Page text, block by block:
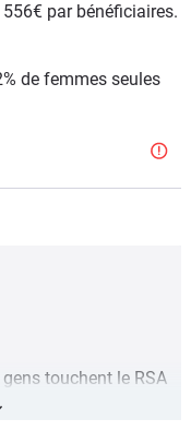
par bénéficiaires.
de femmes seules
touchent le RSA
black, vie en couple